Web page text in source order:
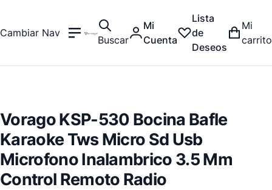
Cambiar Nav
Buscar
Mi
Cuenta
Lista
de
Deseos
Mi
carrito
Vorago KSP-530 Bocina Bafle
Karaoke Tws Micro Sd Usb
Microfono Inalambrico 3.5 Mm
Control Remoto Radio